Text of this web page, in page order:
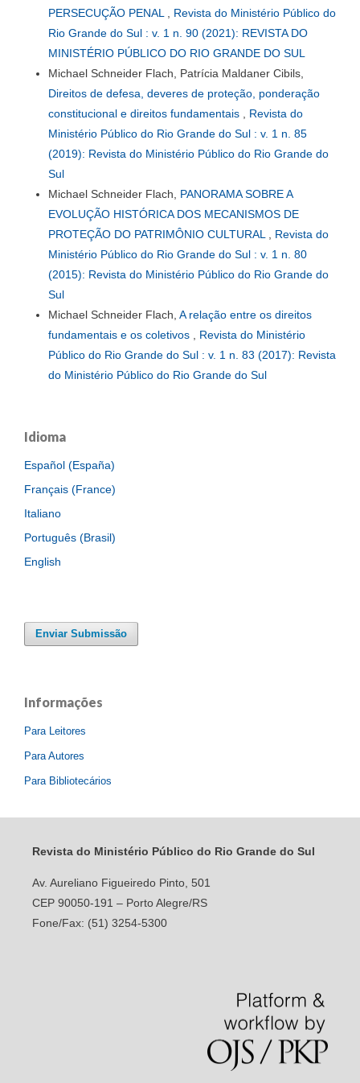
PERSECUÇÃO PENAL
Revista do Ministério Público do
Rio Grande do Sul : v. 1 n. 90 (2021): REVISTA DO
MINISTÉRIO PÚBLICO DO RIO GRANDE DO SUL
Michael Schneider Flach, Patrícia Maldaner Cibils,
Direitos de defesa, deveres de proteção, ponderação
constitucional e direitos fundamentais
Revista do
Ministério Público do Rio Grande do Sul : v. 1 n. 85
(2019): Revista do Ministério Público do Rio Grande do
Sul
Michael Schneider Flach, PANORAMA SOBRE A
EVOLUÇÃO HISTÓRICA DOS MECANISMOS DE
PROTEÇÃO DO PATRIMÔNIO CULTURAL
Revista do
Ministério Público do Rio Grande do Sul : v. 1 n. 80
(2015): Revista do Ministério Público do Rio Grande do
Sul
Michael Schneider Flach, A relação entre os direitos
fundamentais e os coletivos
Revista do Ministério
Público do Rio Grande do Sul : v. 1 n. 83 (2017): Revista
do Ministério Público do Rio Grande do Sul
Idioma
Español (España)
Français (France)
Italiano
Português (Brasil)
English
Enviar Submissão
Informações
Para Leitores
Para Autores
Para Bibliotecários
Revista do Ministério Público do Rio Grande do Sul
Av. Aureliano Figueiredo Pinto, 501
CEP 90050-191 – Porto Alegre/RS
Fone/Fax: (51) 3254-5300